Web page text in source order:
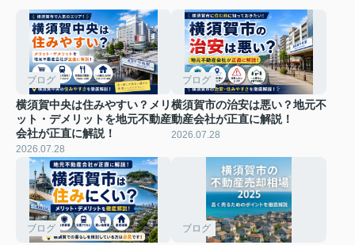
ブログ
横須賀中央は住みやすい？メリ
ット・デメリットを地元不動産
会社が正直に解説！
2026.07.28
ブログ
横須賀市の治安は悪い？地元不
動産会社が正直に解説！
2026.07.28
ブログ ブログ